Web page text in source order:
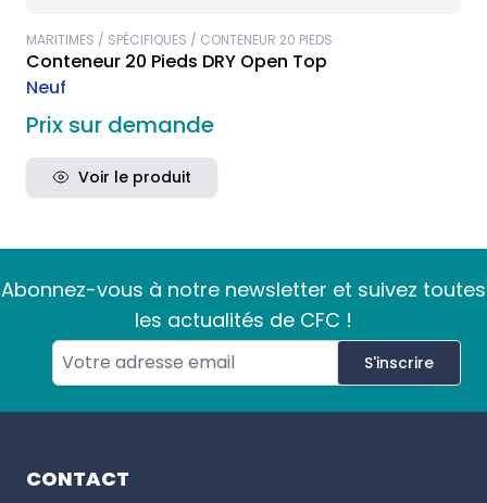
MARITIMES / SPÉCIFIQUES / CONTENEUR 20 PIEDS
Conteneur 20 Pieds DRY Open Top
Neuf
Prix sur demande
Voir le produit
Abonnez-vous à notre newsletter et suivez toutes
les actualités de CFC !
S'inscrire
CONTACT